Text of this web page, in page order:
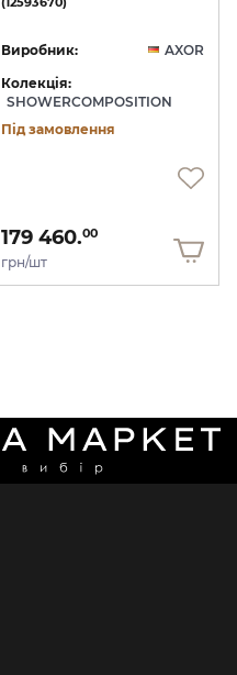
Виробник:
AXOR
Колекція:
SHOWERCOMPOSITION
Під замовлення
179 460.00
грн/шт